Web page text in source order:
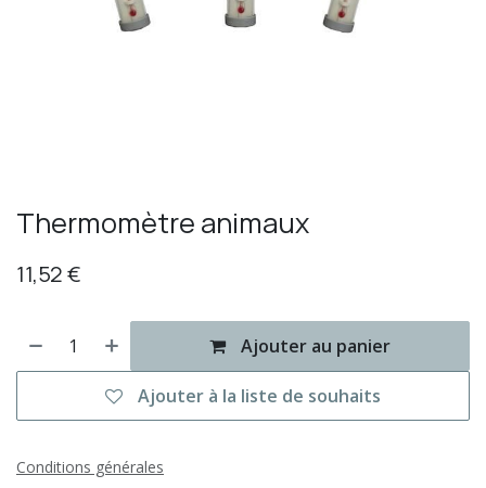
Thermomètre animaux
11,52€
Ajouter au panier
Ajouter à la liste de souhaits
Conditions générales